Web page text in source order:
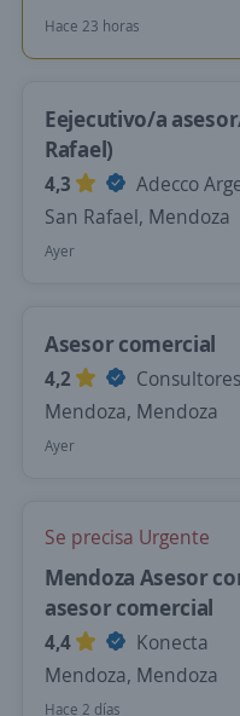
Hace 23 horas
Eejecutivo/a
Rafael)
4,3
Adecco
San Rafael, Mendoza
Ayer
Asesor comercial
4,2
Mendoza, Mendoza
Ayer
Se precisa Urgente
Mendoza Asesor
asesor comercial
4,4
Konecta
Mendoza, Mendoza
Hace 2 días